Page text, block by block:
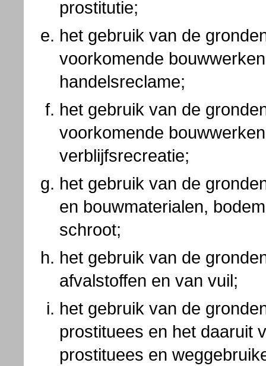
prostitutie;
het gebruik van de
voorkomende
handelsreclame;
het gebruik van de
voorkomende
verblijfsrecreatie;
het gebruik van de
en bouwmaterialen,
schroot;
het gebruik van de
afvalstoffen en van vuil;
het gebruik van de
prostituees en het daaruit
prostituees en